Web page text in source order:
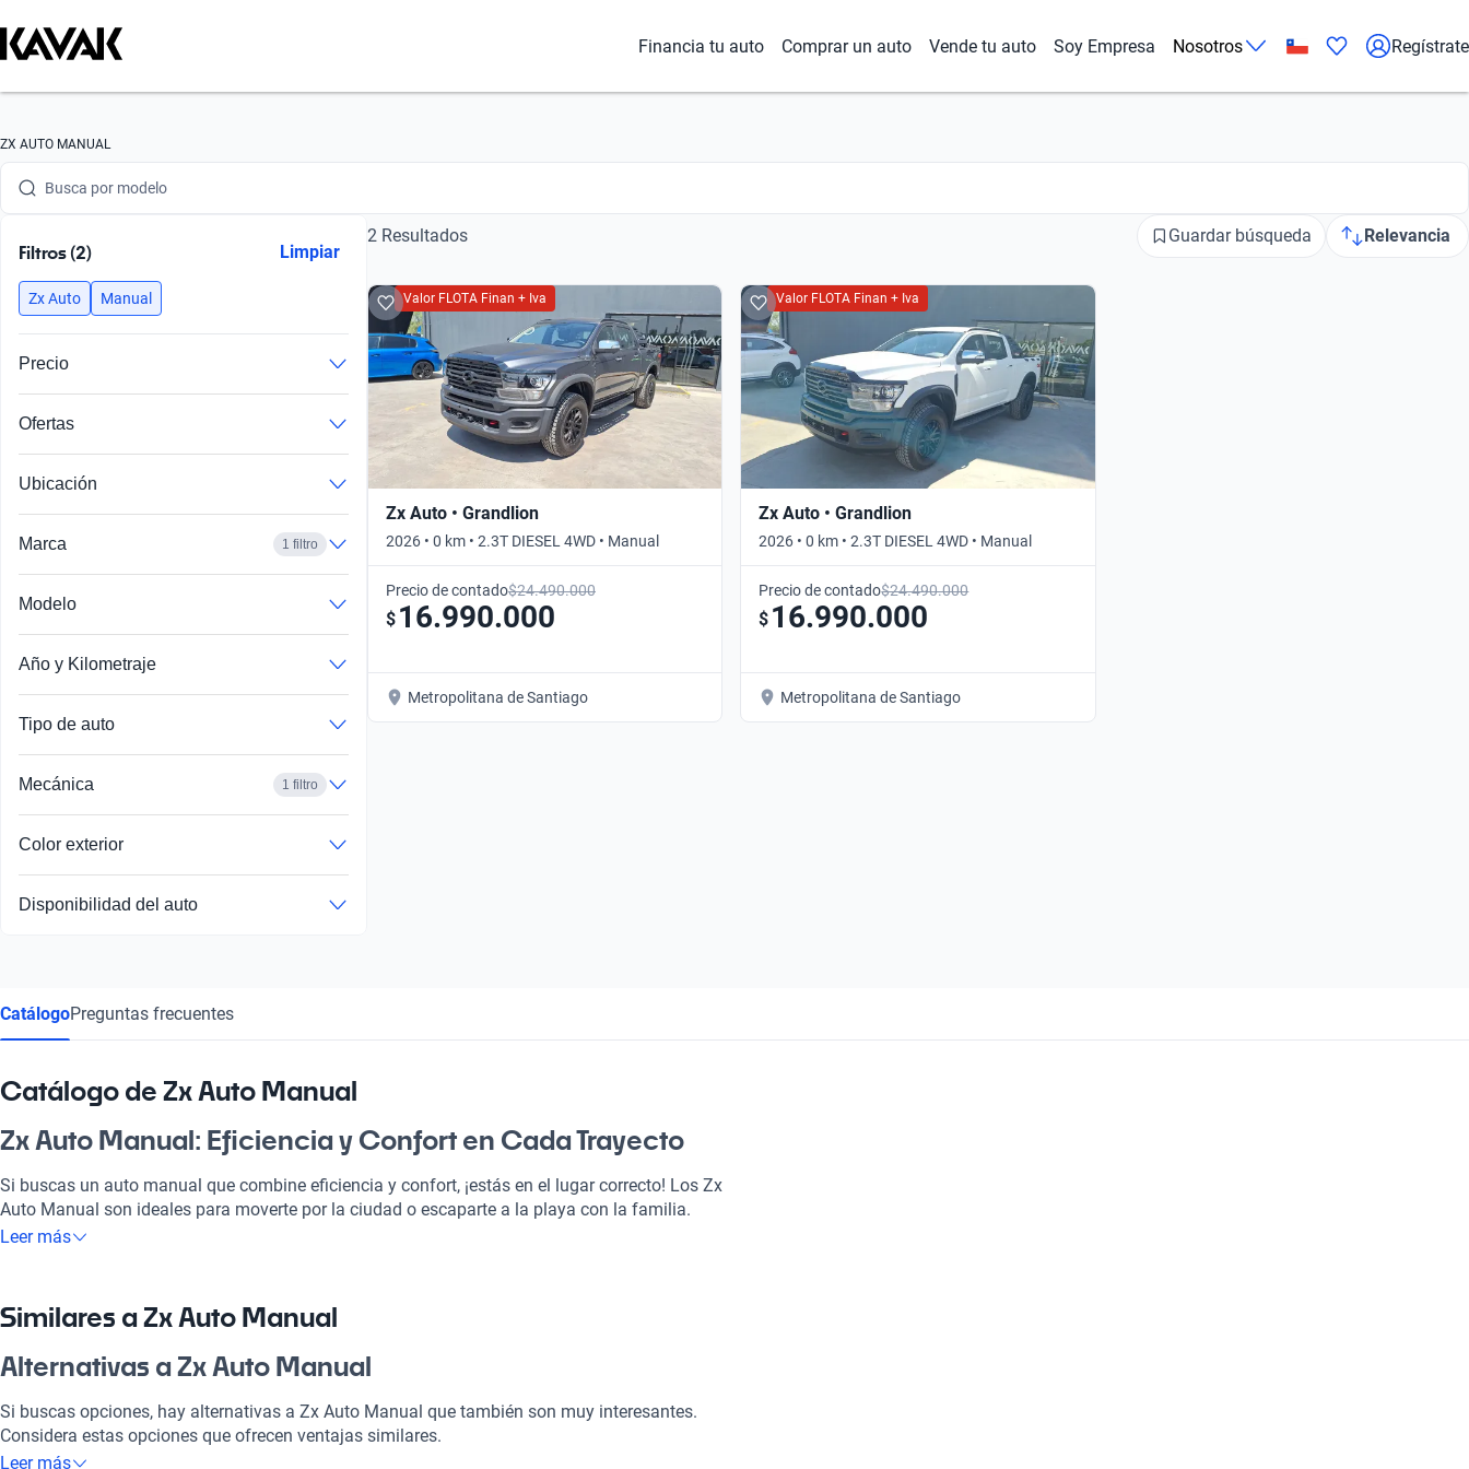
Financia tu auto Comprar un auto Vende tu auto Soy Empresa Nosotros Regístrate
ZX AUTO MANUAL
Busca por marca
Busca por modelo
Busca por año
Busca por marca
Busca por versión
Busca por año
Filtros (2) Limpiar
Zx Auto Manual
Precio
Ofertas
Ubicación
Marca 1 filtro
Modelo
Año y Kilometraje
Tipo de auto
Mecánica 1 filtro
Color exterior
Disponibilidad del auto
2 Resultados Guardar búsqueda Relevancia
Valor FLOTA Finan + Iva
Zx Auto • Grandlion
2026 • 0 km • 2.3T DIESEL 4WD • Manual
Precio de contado$24.490.000
$ 16.990.000
Metropolitana de Santiago
Valor FLOTA Finan + Iva
Zx Auto • Grandlion
2026 • 0 km • 2.3T DIESEL 4WD • Manual
Precio de contado$24.490.000
$ 16.990.000
Metropolitana de Santiago
CatálogoPreguntas frecuentes
Catálogo de Zx Auto Manual
Zx Auto Manual: Eficiencia y Confort en Cada Trayecto
Si buscas un auto manual que combine eficiencia y confort, ¡estás en el lugar correcto! Los Zx
Auto Manual son ideales para moverte por la ciudad o escaparte a la playa con la familia.
Además, su potencia y rendimiento te aseguran que cada paseo sea la raja. No hay duda de
escapada a la cordillera.
¿Por qué elegir Zx Auto Manual?
Disfrutá de la mejor tecnología con Tecnología moderna, lo que hará que cada viaje sea
Leer más
Similares a Zx Auto Manual
Alternativas a Zx Auto Manual
Si buscas opciones, hay alternativas a Zx Auto Manual que también son muy interesantes.
Considera estas opciones que ofrecen ventajas similares.
Leer más